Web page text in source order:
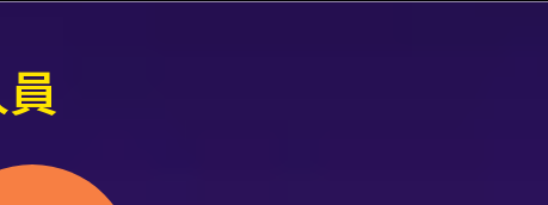
《刺竹之城-新港社》是一齣以苗栗後龍平埔族群歷史為靈感的
為核心，不以簡單敘事取勝，而是透過多層次的舞台語言與聲